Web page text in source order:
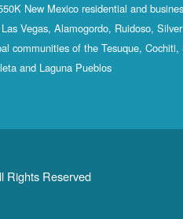
New Mexico residential and
Vegas, Alamogordo, Ruidoso,
communities of the Tesuque,
and Laguna Pueblos
Rights Reserved